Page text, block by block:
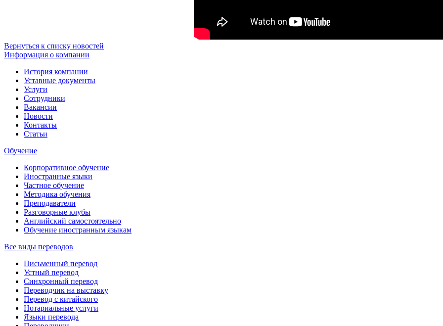
Вернуться к списку новостей
Информация о компании
История компании
Уставные документы
Услуги
Сотрудники
Вакансии
Новости
Контакты
Статьи
Обучение
Корпоративное обучение
Иностранные языки
Частное обучение
Методика обучения
Преподаватели
Разговорные клубы
Английский самостоятельно
Обучение иностранным языкам
Все виды переводов
Письменный перевод
Устный перевод
Синхронный перевод
Переводчик на выставку
Перевод с китайского
Нотариальные услуги
Языки перевода